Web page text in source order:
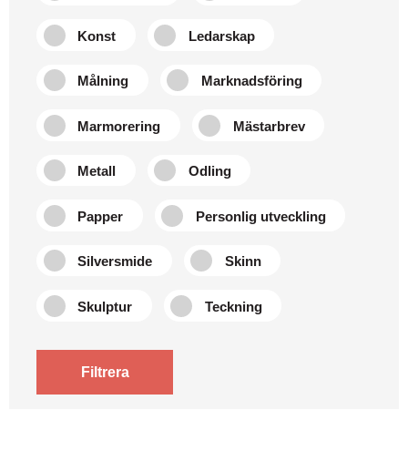
Konst Ledarskap
Målning Marknadsföring
Marmorering Mästarbrev
Metall Odling
Papper Personlig utveckling
Silversmide Skinn
Skulptur Teckning